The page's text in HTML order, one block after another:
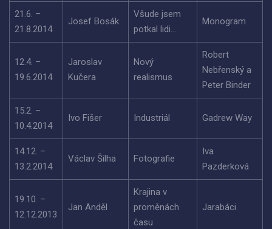
21.6. –
21.8.2014
Josef Bosák
Všude jsem
potkal lidi…
Monogram
12.4. –
19.6.2014
Jaroslav
Kučera
Nový
realismus
Robert
Nebřenský a
Peter Binder
15.2. –
10.4.2014
Ivo Fišer Industriál Gadrew Way
14.12. –
13.2.2014
Václav Šilha Fotografie
Iva
Pazderková
19.10. –
12.12.2013
Jan Anděl
Krajina v
proměnách
času
Jarabáci